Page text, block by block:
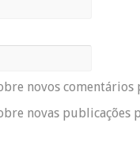
novos comentários
novas publicações